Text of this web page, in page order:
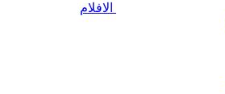
الافلام